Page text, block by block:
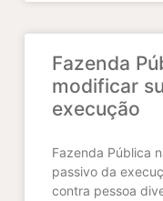
Fazenda
modificar
execução
Fazenda Pública
passivo da
contra pessoa